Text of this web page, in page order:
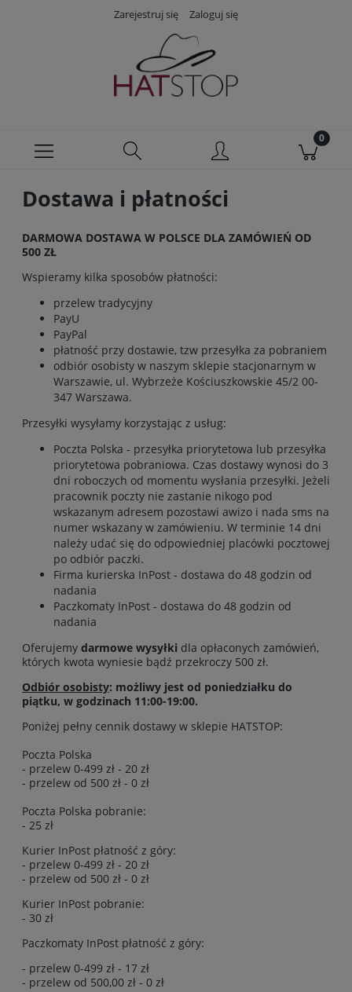
Zarejestruj się Zaloguj się
Dostawa i płatności
DARMOWA DOSTAWA W POLSCE DLA ZAMÓWIEŃ OD
500 ZŁ
Wspieramy kilka sposobów płatności:
przelew tradycyjny
PayU
PayPal
płatność przy dostawie, tzw przesyłka za pobraniem
odbiór osobisty w naszym sklepie stacjonarnym w
Warszawie, ul. Wybrzeże Kościuszkowskie 45/2 00-
347 Warszawa.
Przesyłki wysyłamy korzystając z usług:
Poczta Polska - przesyłka priorytetowa lub przesyłka
priorytetowa pobraniowa. Czas dostawy wynosi do 3
dni roboczych od momentu wysłania przesyłki. Jeżeli
pracownik poczty nie zastanie nikogo pod
wskazanym adresem pozostawi awizo i nada sms na
numer wskazany w zamówieniu. W terminie 14 dni
należy udać się do odpowiedniej placówki pocztowej
po odbiór paczki.
Firma kurierska InPost - dostawa do 48 godzin od
nadania
Paczkomaty InPost - dostawa do 48 godzin od
nadania
Oferujemy darmowe wysyłki dla opłaconych zamówień,
których kwota wyniesie bądź przekroczy 500 zł.
Odbiór osobisty: możliwy jest od poniedziałku do
piątku, w godzinach 11:00-19:00.
Poniżej pełny cennik dostawy w sklepie HATSTOP:
Poczta Polska
- przelew 0-499 zł - 20 zł
- przelew od 500 zł - 0 zł
Poczta Polska pobranie:
- 25 zł
Kurier InPost płatność z góry:
- przelew 0-499 zł - 20 zł
- przelew od 500 zł - 0 zł
Kurier InPost pobranie:
- 30 zł
Paczkomaty InPost płatność z góry:
- przelew 0-499 zł - 17 zł
- przelew od 500,00 zł - 0 zł